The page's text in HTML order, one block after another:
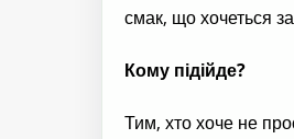
смак, що хочеться
Кому підійде?
Тим, хто хоче не